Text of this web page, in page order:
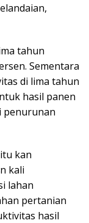
tahun
Sementara
di lima tahun
hasil panen
penurunan
kan
kali
lahan
pertanian
hasil